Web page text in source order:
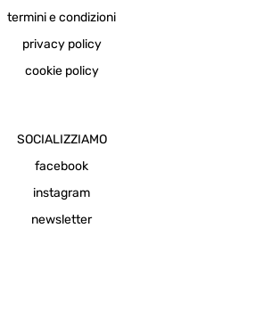
termini e condizioni
privacy policy
cookie policy
SOCIALIZZIAMO
facebook
instagram
newsletter